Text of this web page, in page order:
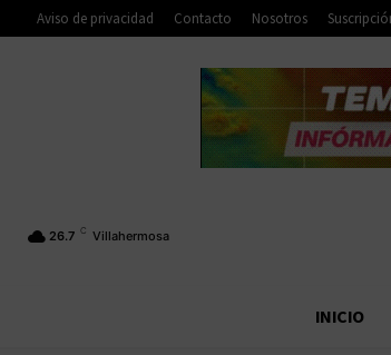
Aviso de privacidad Contacto Nosotros
26.7 C Villahermosa
INICIO